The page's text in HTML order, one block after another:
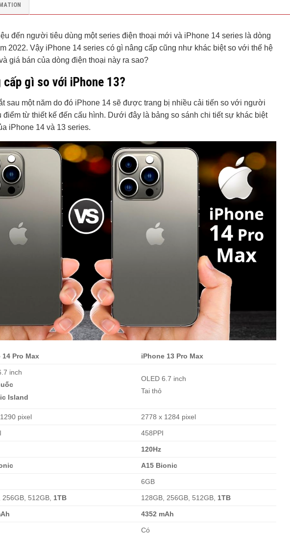
đến người tiêu dùng một series điện thoại mới và iPhone 14 series là dòng
2022. Vậy iPhone 14 series có gì nâng cấp cũng như khác biệt so với thế hệ
giá bán của dòng điện thoại này ra sao?
gì so với iPhone 13?
sau một năm do đó iPhone 14 sẽ được trang bị nhiều cải tiến so với người
điểm từ thiết kế đến cấu hình. Dưới đây là bảng so sánh chi tiết sự khác biệt
iPhone 14 và 13 series.
14 Pro Max iPhone 13 Pro Max
inch
Island
OLED 6.7 inch
Tai thỏ
pixel 2778 x 1284 pixel
458PPI
120Hz
A15 Bionic
6GB
256GB, 512GB, 1TB 128GB, 256GB, 512GB, 1TB
4352 mAh
Có